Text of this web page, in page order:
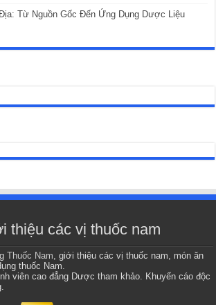
Từ Nguồn Gốc Đến Ứng Dụng Dược Liệu
thiệu các vị thuốc nam
Thuốc Nam, giới thiệu các vị thuốc nam, món ăn
thuốc Nam.
viên cao đẳng Dược tham khảo. Khuyến cáo độc